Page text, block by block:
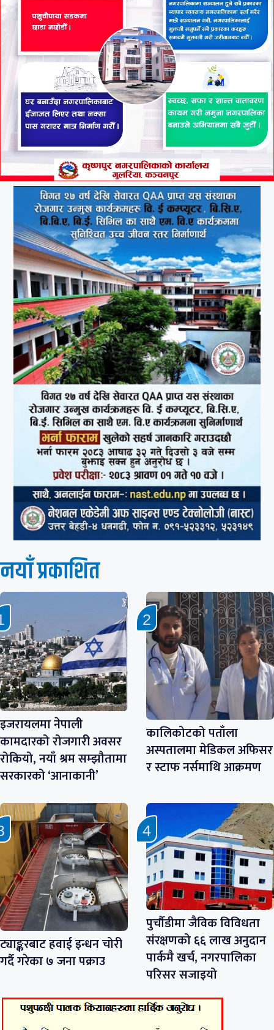
नयाँ प्रकाशित
इजरायलमा नेपाली
कामदारको रोजगारी अवसर
रोकियो, नयाँ श्रम सम्झौतामा
सरकारको ‘आनाकानी’
कालिकोटको पताँला
अस्पतालमा मेडिकल अफिसर
र स्टाफ नर्समाथि आक्रमण
ट्याङ्करबाट हवाई इन्धन चोरी
गर्दै गरेका ७ जना पक्राउ
पुर्चौडीमा जैविक विविधता
संरक्षणको ६६ लाख अनुदान
पार्कमै खर्च, नगरपालिका
परिसर सजाइयो